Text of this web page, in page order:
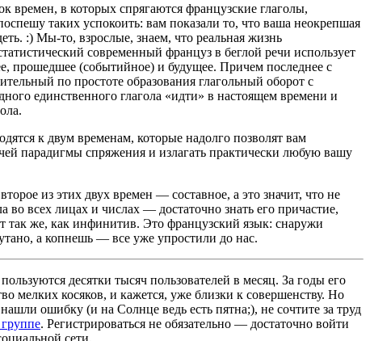
времен, в которых спрягаются французские глаголы,
таких успокоить: вам показали то, что ваша неокрепшая
:) Мы-то, взрослые, знаем, что реальная жизнь
современный француз в беглой речи использует
прошедшее (событийное) и будущее. Причем последнее с
по простоте образования глагольный оборот с
единственного глагола «идти» в настоящем времени и
к двум временам, которые надолго позволят вам
парадигмы спряжения и излагать практически любую вашу
из этих двух времен — составное, а это значит, что не
во всех лицах и числах — достаточно знать его причастие,
так же, как инфинитив. Это французский язык: снаружи
а копнешь — все уже упростили до нас.
десятки тысяч пользователей в месяц. За годы его
мелких косяков, и кажется, уже близки к совершенству. Но
ошибку (и на Солнце ведь есть пятна;), не сочтите за труд
. Регистрироваться не обязательно — достаточно войти
сети.